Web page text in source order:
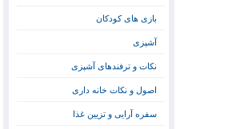
بازی های کودکان
آشپزی
نکات و ترفندهای آشپزی
اصول و نکات خانه داری
سفره آرایی و تزیین غذا